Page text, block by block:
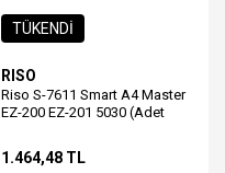
TÜKENDİ
RISO
Riso S-7611 Smart A4 Master
EZ-200 EZ-201 5030 (Adet
1.464,48 TL